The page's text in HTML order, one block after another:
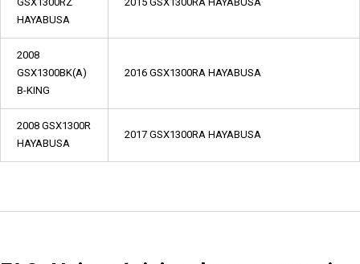
HAYABUSA
2008
GSX1300BK(A)
B-KING
2016 GSX1300RA HAYABUSA
2008 GSX1300R
HAYABUSA
2017 GSX1300RA HAYABUSA